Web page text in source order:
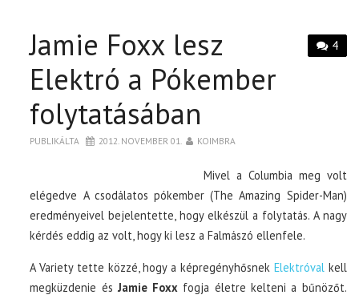
4
Jamie Foxx lesz
Elektró a Pókember
folytatásában
PUBLIKÁLTA 2012. NOVEMBER 01. KOIMBRA
Mivel a Columbia meg volt
elégedve A csodálatos pókember (The Amazing Spider-Man)
eredményeivel bejelentette, hogy elkészül a folytatás. A nagy
kérdés eddig az volt, hogy ki lesz a Falmászó ellenfele.
A Variety tette közzé, hogy a képregényhősnek Elektróvalkell
megküzdenie és Jamie Foxx fogja életre kelteni a bűnözőt.